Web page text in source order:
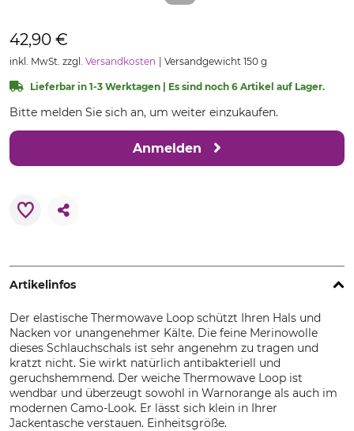
42,90 €
inkl. MwSt. zzgl. Versandkosten Versandgewicht 150 g
Lieferbar in 1-3 Werktagen | Es sind noch 6 Artikel auf Lager.
Bitte melden Sie sich an, um weiter einzukaufen.
Anmelden
Artikelinfos
Der elastische Thermowave Loop schützt Ihren Hals und
Nacken vor unangenehmer Kälte. Die feine Merinowolle
dieses Schlauchschals ist sehr angenehm zu tragen und
kratzt nicht. Sie wirkt natürlich antibakteriell und
geruchshemmend. Der weiche Thermowave Loop ist
wendbar und überzeugt sowohl in Warnorange als auch im
modernen Camo-Look. Er lässt sich klein in Ihrer
Jackentasche verstauen. Einheitsgröße.